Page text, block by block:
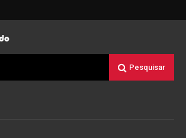
Pesquisar